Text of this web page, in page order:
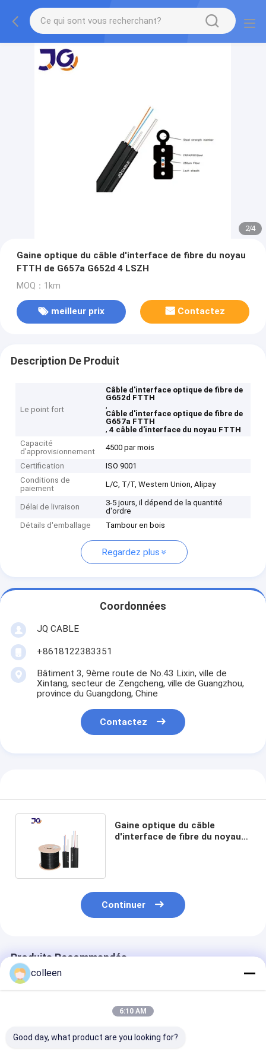
2/4
Gaine optique du câble d'interface de fibre du noyau
FTTH de G657a G652d 4 LSZH
MOQ：1km
meilleur prix Contactez
Description De Produit
Le point fort
Câble d'interface optique de fibre de
G652d FTTH
,
Câble d'interface optique de fibre de
G657a FTTH
,4 câble d'interface du noyau FTTH
Capacité
d'approvisionnement
4500 par mois
Certification
ISO 9001
Conditions de
paiement
L/C, T/T, Western Union, Alipay
Délai de livraison
3-5 jours, il dépend de la quantité
d'ordre
Détails d'emballage
Tambour en bois
Regardez plus
Coordonnées
JQ CABLE
+8618122383351
Bâtiment 3, 9ème route de No.43 Lixin, ville de
Xintang, secteur de Zengcheng, ville de Guangzhou,
province du Guangdong, Chine
Contactez
Gaine optique du câble
d'interface de fibre du noyau
Continuer
Produits Recommandés
colleen
6:10 AM
Good day, what product are you looking for?